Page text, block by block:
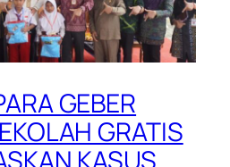
GEBER
GRATIS